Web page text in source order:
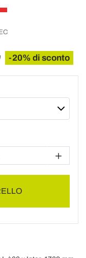
-20% di sconto